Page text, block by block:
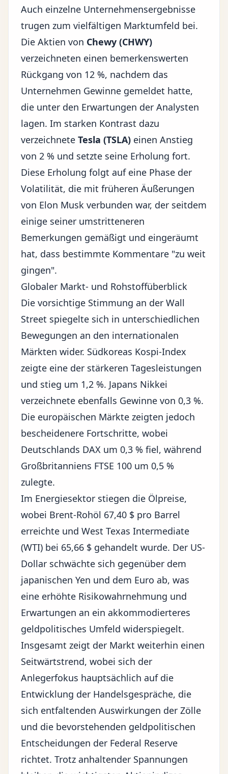
Auch einzelne Unternehmensergebnisse
trugen zum vielfältigen Marktumfeld bei.
Die Aktien von Chewy (CHWY)
verzeichneten einen bemerkenswerten
Rückgang von 12 %, nachdem das
Unternehmen Gewinne gemeldet hatte,
die unter den Erwartungen der Analysten
lagen. Im starken Kontrast dazu
verzeichnete Tesla (TSLA) einen Anstieg
von 2 % und setzte seine Erholung fort.
Diese Erholung folgt auf eine Phase der
Volatilität, die mit früheren Äußerungen
von Elon Musk verbunden war, der seitdem
einige seiner umstritteneren
Bemerkungen gemäßigt und eingeräumt
hat, dass bestimmte Kommentare "zu weit
gingen".
Globaler Markt- und Rohstoffüberblick
Die vorsichtige Stimmung an der Wall
Street spiegelte sich in unterschiedlichen
Bewegungen an den internationalen
Märkten wider. Südkoreas Kospi-Index
zeigte eine der stärkeren Tagesleistungen
und stieg um 1,2 %. Japans Nikkei
verzeichnete ebenfalls Gewinne von 0,3 %.
Die europäischen Märkte zeigten jedoch
bescheidenere Fortschritte, wobei
Deutschlands DAX um 0,3 % fiel, während
Großbritanniens FTSE 100 um 0,5 %
zulegte.
Im Energiesektor stiegen die Ölpreise,
wobei Brent-Rohöl 67,40 $ pro Barrel
erreichte und West Texas Intermediate
(WTI) bei 65,66 $ gehandelt wurde. Der US-
Dollar schwächte sich gegenüber dem
japanischen Yen und dem Euro ab, was
eine erhöhte Risikowahrnehmung und
Erwartungen an ein akkommodierteres
geldpolitisches Umfeld widerspiegelt.
Insgesamt zeigt der Markt weiterhin einen
Seitwärtstrend, wobei sich der
Anlegerfokus hauptsächlich auf die
Entwicklung der Handelsgespräche, die
sich entfaltenden Auswirkungen der Zölle
und die bevorstehenden geldpolitischen
Entscheidungen der Federal Reserve
richtet. Trotz anhaltender Spannungen